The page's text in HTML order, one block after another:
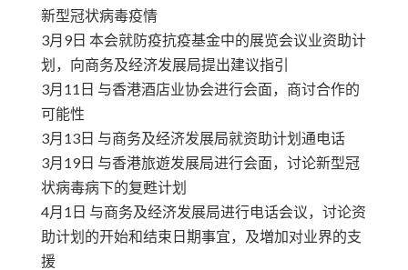
新型冠状病毒疫情
3月9日 本会就防疫抗疫基金中的展览会议业资助计
划，向商务及经济发展局提出建议指引
3月11日 与香港酒店业协会进行会面，商讨合作的
可能性
3月13日 与商务及经济发展局就资助计划通电话
3月19日 与香港旅遊发展局进行会面，讨论新型冠
状病毒病下的复甦计划
4月1日 与商务及经济发展局进行电话会议，讨论资
助计划的开始和结束日期事宜，及増加对业界的支
援